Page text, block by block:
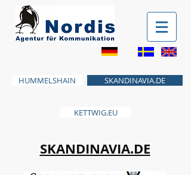
HUMMELSHAIN SKANDINAVIA.DE
KETTWIG.EU
SKANDINAVIA.DE